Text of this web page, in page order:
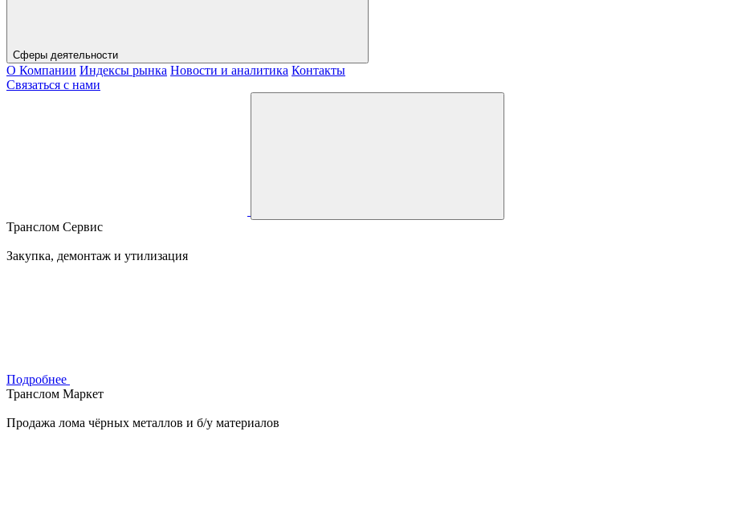
Сферы деятельности
О Компании Индексы рынка Новости и аналитика Контакты
Связаться с нами
Транслом Сервис
Закупка, демонтаж и утилизация
Подробнее
Транслом Маркет
Продажа лома чёрных металлов и б/у материалов